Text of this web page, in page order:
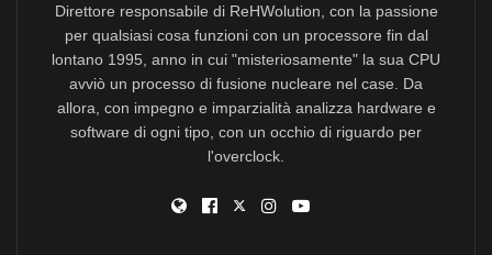
Direttore responsabile di ReHWolution, con la passione
per qualsiasi cosa funzioni con un processore fin dal
lontano 1995, anno in cui "misteriosamente" la sua CPU
avviò un processo di fusione nucleare nel case. Da
allora, con impegno e imparzialità analizza hardware e
software di ogni tipo, con un occhio di riguardo per
l'overclock.